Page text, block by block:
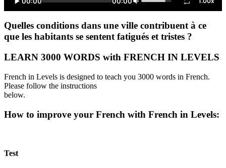
Quelles conditions dans une ville contribuent à ce
que les habitants se sentent fatigués et tristes ?
LEARN 3000 WORDS with FRENCH IN LEVELS
French in Levels is designed to teach you 3000 words in French.
Please follow the instructions
below.
How to improve your French with French in Levels:
Test